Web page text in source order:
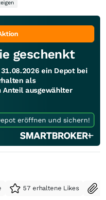
geschenkt
ein Depot bei
als
Anteil ausgewählter
eröffnen und sichern!
57 erhaltene Likes